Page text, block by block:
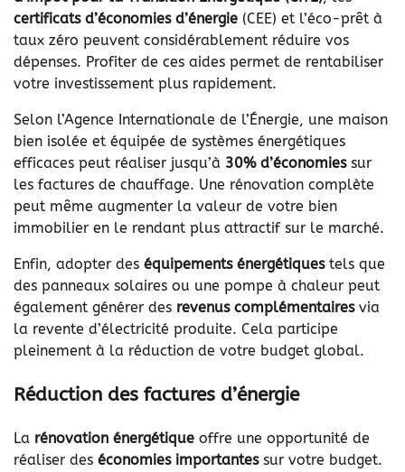
certificats d’économies d’énergie (CEE) et l’éco-prêt à
taux zéro peuvent considérablement réduire vos
dépenses. Profiter de ces aides permet de rentabiliser
votre investissement plus rapidement.
Selon l’Agence Internationale de l’Énergie, une maison
bien isolée et équipée de systèmes énergétiques
efficaces peut réaliser jusqu’à 30% d’économiessur
les factures de chauffage. Une rénovation complète
peut même augmenter la valeur de votre bien
immobilier en le rendant plus attractif sur le marché.
Enfin, adopter des équipements énergétiquestels que
des panneaux solaires ou une pompe à chaleur peut
également générer des revenus complémentairesvia
la revente d’électricité produite. Cela participe
pleinement à la réduction de votre budget global.
Réduction des factures d’énergie
La rénovation énergétique offre une opportunité de
réaliser des économies importantessur votre budget.